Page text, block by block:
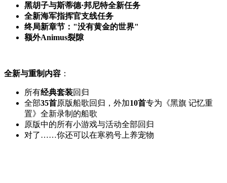
黑胡子与斯蒂德·邦尼特全新任务
全新海军指挥官支线任务
终局新章节："没有黄金的世界"
额外Animus裂隙
全新与重制内容 ：
所有经典套装回归
全部35首原版船歌回归，外加10首专为《黑旗 记忆重
置》全新录制的船歌
原版中的所有小游戏与活动全部回归
对了……你还可以在寒鸦号上养宠物